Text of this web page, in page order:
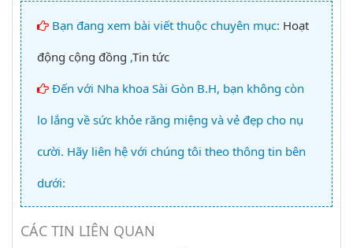
Bạn đang xem bài viết thuộc chuyên mục: Hoạt
động cộng đồng ,Tin tức
Đến với Nha khoa Sài Gòn B.H, bạn không còn
lo lắng về sức khỏe răng miệng và vẻ đẹp cho nụ
cười. Hãy liên hệ với chúng tôi theo thông tin bên
dưới:
CÁC TIN LIÊN QUAN